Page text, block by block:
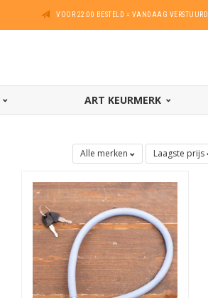
VOOR 22:00 BESTELD = VANDAAG VERSTUURD
ART KEURMERK
Alle merken Laagste prijs